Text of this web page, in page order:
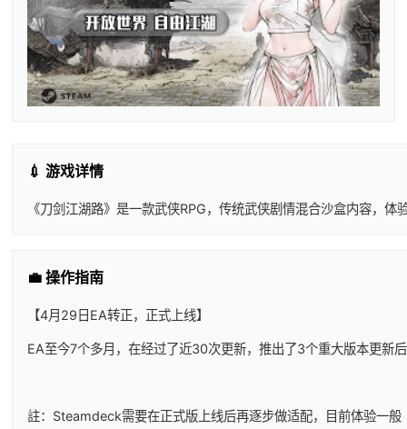
💉 游戏详情
《刀剑江湖路》是一款武侠RPG，传统武侠剧情混合沙盒内容，
💼 操作指南
【4月29日EA转正，正式上线】
EA至今7个多月，在经过了近30次更新，推出了3个重大版本更新
註：Steamdeck需要在正式版上线后再逐步做适配，目前体验一般